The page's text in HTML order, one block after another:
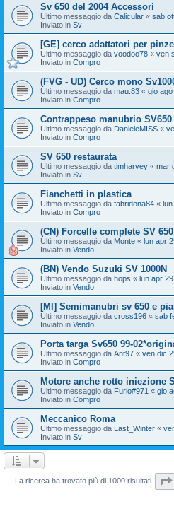
Sv 650 del 2004 Accessori
Ultimo messaggio da Calicular « sab
Inviato in Sv
[GE] cerco adattatori per
Ultimo messaggio da voodoo78 « ven
Inviato in Compro
(FVG - UD) Cerco mono
Ultimo messaggio da mau.83 « gio
Inviato in Compro
Contrappeso manubrio SV650
Ultimo messaggio da DanieleMISS «
Inviato in Compro
SV 650 restaurata
Ultimo messaggio da timharvey « mar
Inviato in Sv
Fianchetti in plastica
Ultimo messaggio da fabridona84 «
Inviato in Compro
(CN) Forcelle complete SV
Ultimo messaggio da Monte « lun apr
Inviato in Vendo
(BN) Vendo Suzuki SV 1000N
Ultimo messaggio da hops « lun apr
Inviato in Vendo
[MI] Semimanubri sv 650 e
Ultimo messaggio da cross196 « sab
Inviato in Vendo
Porta targa Sv650 99-
Ultimo messaggio da Ant97 « ven dic
Inviato in Compro
Motore anche rotto iniezione
Ultimo messaggio da Furio#971 « gio
Inviato in Compro
Meccanico Roma
Ultimo messaggio da Last_Winter «
Inviato in Sv
La ricerca ha trovato più di 1000 risultati